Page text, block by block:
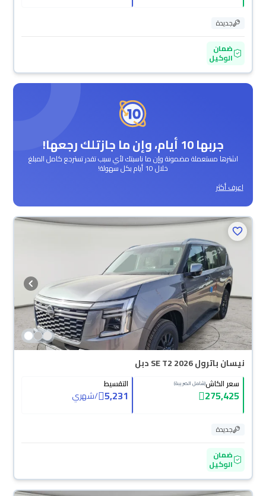
جديدة
ضمان
الوكيل
جربها 10 أيام، وإن ما جازتلك رجعها!
اشترها مستعملة مضمونة وإن ما ناسبتك لأي سبب تقدر تسترجع كامل المبلغ
خلال 10 أيام بكل سهولة!
اعرف أكثر
نيسان باترول SE T2 2026 دبل
سعر الكاش(شامل الضريبة)
275,425
التقسيط
5,231
/شهري
جديدة
ضمان
الوكيل